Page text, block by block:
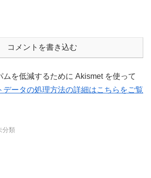
コメントを書き込む
ムを低減するために Akismet を使って
データの処理方法の詳細はこちらをご覧
分類